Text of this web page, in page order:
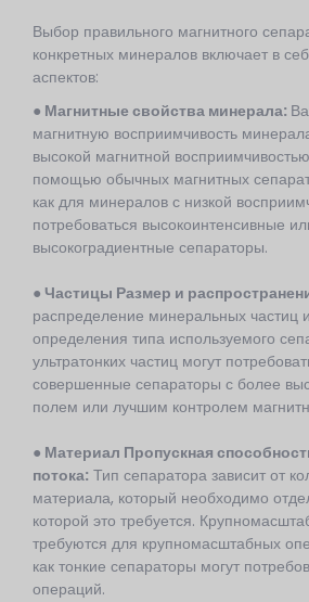
Выбор правильного магнитного
конкретных минералов включает в
аспектов:
● Магнитные свойства минерала:
магнитную восприимчивость
высокой магнитной
помощью обычных магнитных
как для минералов с низкой
потребоваться высокоинтенсивные
высокоградиентные сепараторы.
● Частицы Размер и
распределение минеральных частиц
определения типа используемого
ультратонких частиц могут
совершенные сепараторы с более
полем или лучшим контролем
● Материал Пропускная
потока: Тип сепаратора зависит от
материала, который необходимо
которой это требуется.
требуются для крупномасштабных
как тонкие сепараторы могут
операций.